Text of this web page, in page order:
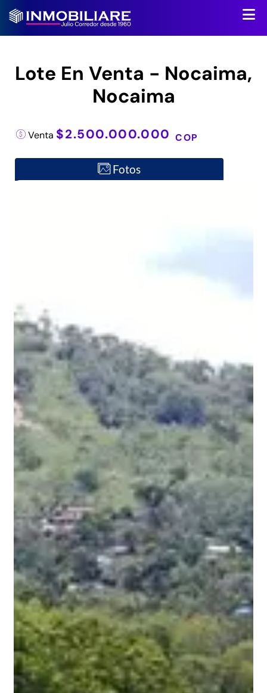
Lote En Venta - Nocaima,
Nocaima
Venta $2.500.000.000 COP
Fotos